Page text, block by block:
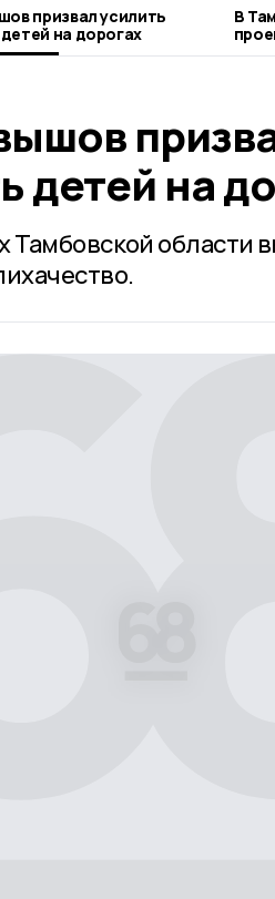
призвал усилить
на дорогах
В
детей на
Тамбовской области